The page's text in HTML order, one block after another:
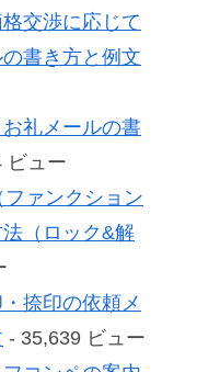
格交渉に応じて
書き方と例文
お礼メールの書
ビュー
ァンクション
（ロック&解
捺印の依頼メ
- 35,639 ビュー